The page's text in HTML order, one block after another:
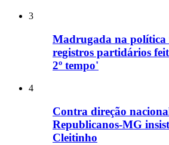
3
Madrugada na política
registros partidários
2º tempo'
4
Contra direção
Republicanos-MG
Cleitinho